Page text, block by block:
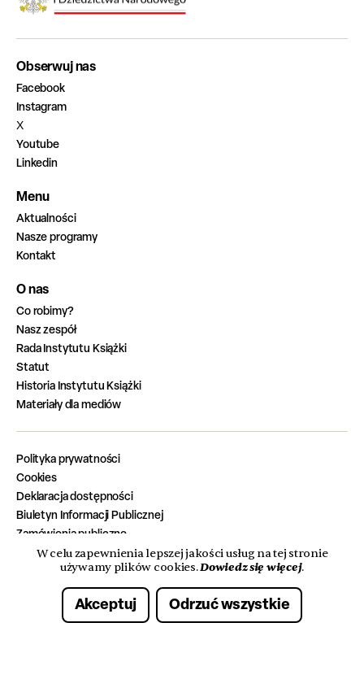
Obserwuj nas
Facebook
Instagram
X
Youtube
Linkedin
Menu
Aktualności
Nasze programy
Kontakt
O nas
Co robimy?
Nasz zespół
Rada Instytutu Książki
Statut
Historia Instytutu Książki
Materiały dla mediów
Polityka prywatności
Cookies
Deklaracja dostępności
Biuletyn Informacji Publicznej
Zamówienia publiczne
Zadania zrealizowane z budżetu państwa
Oferty pracy
© 2026 Instytut Książki. Wszelkie prawa zastrzeżone.
W celu zapewnienia lepszej jakości usług na tej stronie
używamy plików cookies.Dowiedz się więcej.
Akceptuj Odrzuć wszystkie